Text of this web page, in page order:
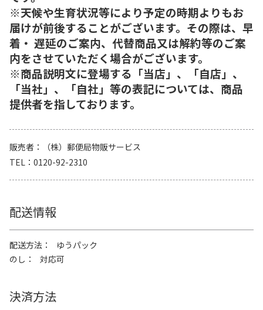
※天候や生育状況等により予定の時期よりもお
届けが前後することがございます。その際は、早
着・ 遅延のご案内、代替商品又は解約等のご案
内をさせていただく場合がございます。
※商品説明文に登場する「当店」、「自店」、
「当社」、「自社」等の表記については、商品
提供者を指しております。
販売者
（株）郵便局物販サービス
TEL
0120-92-2310
配送情報
配送方法
ゆうパック
のし
対応可
決済方法